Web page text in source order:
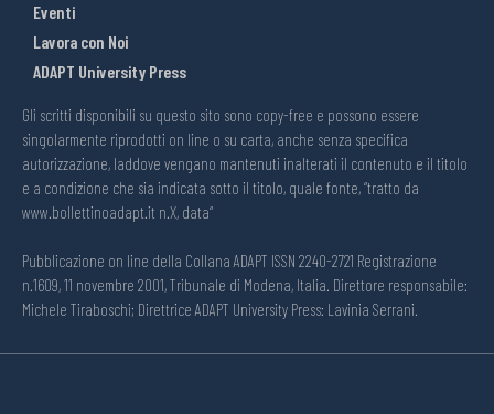
Eventi
Lavora con Noi
ADAPT University Press
Gli scritti disponibili su questo sito sono copy-free e possono essere
singolarmente riprodotti on line o su carta, anche senza specifica
autorizzazione, laddove vengano mantenuti inalterati il contenuto e il titolo
e a condizione che sia indicata sotto il titolo, quale fonte, “tratto da
www.bollettinoadapt.it n.X, data“
Pubblicazione on line della Collana ADAPT ISSN 2240-2721 Registrazione
n.1609, 11 novembre 2001, Tribunale di Modena, Italia. Direttore responsabile:
Michele Tiraboschi; Direttrice ADAPT University Press: Lavinia Serrani.